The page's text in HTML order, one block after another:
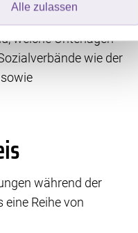
speichern oder dort
optimal zu gestalten
Ihre Einwilligung. Ihre
der linken unteren Ecke
Alle zulassen
welche Unterlagen
wie der
während der
Reihe von